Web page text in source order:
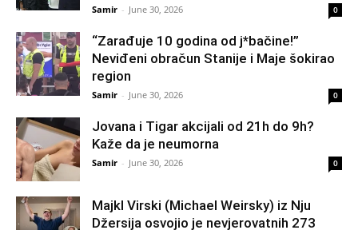
Samir - June 30, 2026 0
“Zarađuje 10 godina od j*bačine!”
Neviđeni obračun Stanije i Maje šokirao
region
Samir - June 30, 2026 0
Jovana i Tigar akcijali od 21h do 9h?
Kaže da je neumorna
Samir - June 30, 2026 0
Majkl Virski (Michael Weirsky) iz Nju
Džersija osvojio je nevjerovatnih 273